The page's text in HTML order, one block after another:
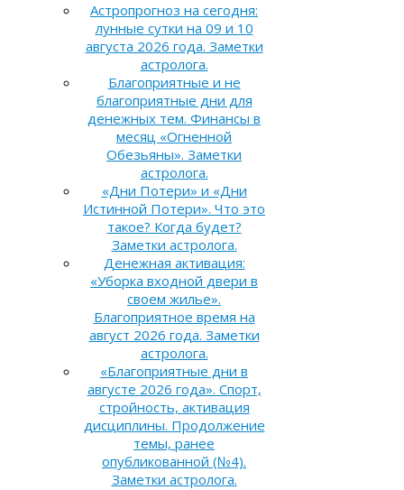
Астропрогноз на сегодня:
лунные сутки на 09 и 10
августа 2026 года. Заметки
астролога.
Благоприятные и не
благоприятные дни для
денежных тем. Финансы в
месяц «Огненной
Обезьяны». Заметки
астролога.
«Дни Потери» и «Дни
Истинной Потери». Что это
такое? Когда будет?
Заметки астролога.
Денежная активация:
«Уборка входной двери в
своем жилье».
Благоприятное время на
август 2026 года. Заметки
астролога.
«Благоприятные дни в
августе 2026 года». Спорт,
стройность, активация
дисциплины. Продолжение
темы, ранее
опубликованной (№4).
Заметки астролога.